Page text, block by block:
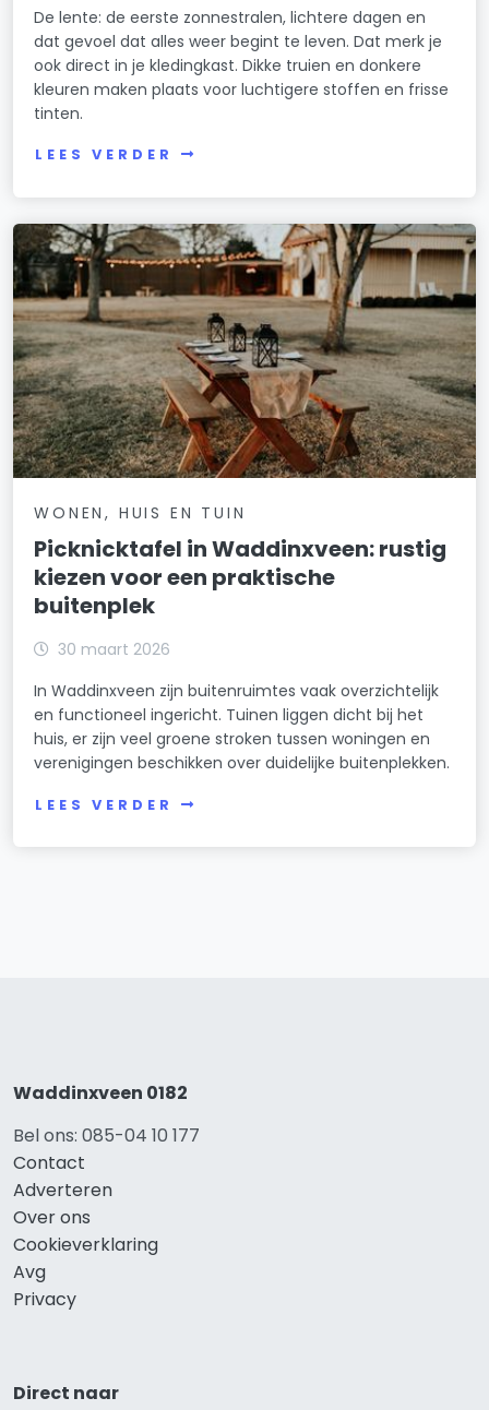
De lente: de eerste zonnestralen, lichtere dagen en
dat gevoel dat alles weer begint te leven. Dat merk je
ook direct in je kledingkast. Dikke truien en donkere
kleuren maken plaats voor luchtigere stoffen en frisse
tinten.
LEES VERDER
WONEN, HUIS EN TUIN
Picknicktafel in Waddinxveen: rustig
kiezen voor een praktische
buitenplek
30 maart 2026
In Waddinxveen zijn buitenruimtes vaak overzichtelijk
en functioneel ingericht. Tuinen liggen dicht bij het
huis, er zijn veel groene stroken tussen woningen en
verenigingen beschikken over duidelijke buitenplekken.
LEES VERDER
Waddinxveen 0182
Bel ons: 085-04 10 177
Contact
Adverteren
Over ons
Cookieverklaring
Avg
Privacy
Direct naar